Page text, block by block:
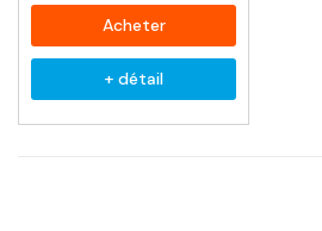
Acheter
+ détail